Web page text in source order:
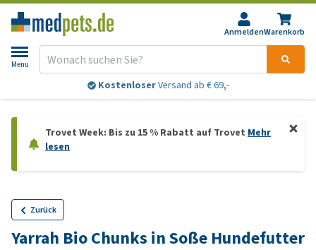
AnmeldenWarenkorb
Menu
KostenloserVersand ab € 69,-
Trovet Week: Bis zu 15 % Rabatt auf Trovet Mehr
lesen
Zurück
Yarrah Bio Chunks in Soße Hundefutter